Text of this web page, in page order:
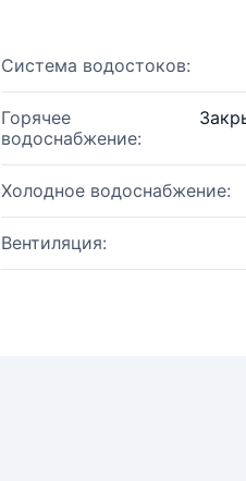
Система водостоков:
Горячее
водоснабжение:
Холодное водоснабжение:
Вентиляция: